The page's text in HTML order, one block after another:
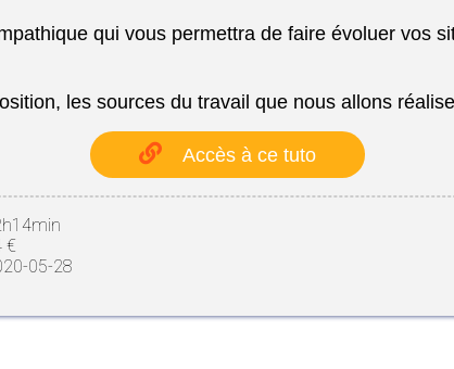
qui vous permettra de faire évoluer vos
les sources du travail que nous allons
Accès à ce tuto
€
05-28